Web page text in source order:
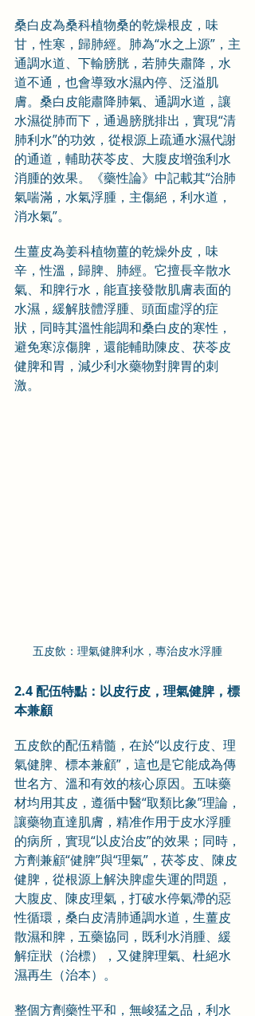
桑白皮為桑科植物桑的乾燥根皮，味
甘，性寒，歸肺經。肺為“水之上源”，主
通調水道、下輸膀胱，若肺失肅降，水
道不通，也會導致水濕內停、泛溢肌
膚。桑白皮能肅降肺氣、通調水道，讓
水濕從肺而下，通過膀胱排出，實現“清
肺利水”的功效，從根源上疏通水濕代謝
的通道，輔助茯苓皮、大腹皮增強利水
消腫的效果。《藥性論》中記載其“治肺
氣喘滿，水氣浮腫，主傷絕，利水道，
消水氣”。
生薑皮為姜科植物薑的乾燥外皮，味
辛，性溫，歸脾、肺經。它擅長辛散水
氣、和脾行水，能直接發散肌膚表面的
水濕，緩解肢體浮腫、頭面虛浮的症
狀，同時其溫性能調和桑白皮的寒性，
避免寒涼傷脾，還能輔助陳皮、茯苓皮
健脾和胃，減少利水藥物對脾胃的刺
激。
五皮飲：理氣健脾利水，專治皮水浮腫
2.4 配伍特點：以皮行皮，理氣健脾，標
本兼顧
五皮飲的配伍精髓，在於“以皮行皮、理
氣健脾、標本兼顧”，這也是它能成為傳
世名方、溫和有效的核心原因。五味藥
材均用其皮，遵循中醫“取類比象”理論，
讓藥物直達肌膚，精准作用于皮水浮腫
的病所，實現“以皮治皮”的效果；同時，
方劑兼顧“健脾”與“理氣”，茯苓皮、陳皮
健脾，從根源上解決脾虛失運的問題，
大腹皮、陳皮理氣，打破水停氣滯的惡
性循環，桑白皮清肺通調水道，生薑皮
散濕和脾，五藥協同，既利水消腫、緩
解症狀（治標），又健脾理氣、杜絕水
濕再生（治本）。
整個方劑藥性平和，無峻猛之品，利水